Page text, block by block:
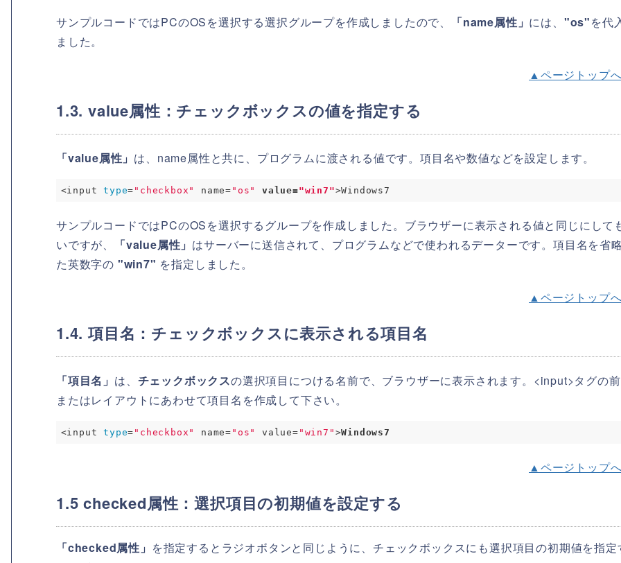
サンプルコードではPCのOSを選択する選択グループを作成しましたので、 「name属性」 には、 "os"を代
ました。
▲ページトップ
1.3. value属性：チェックボックスの値を指定する
「value属性」 は、name属性と共に、プログラムに渡される値です。項目名や数値などを設定します。
<input type= "checkbox" name= "os" value="win7"
サンプルコードではPCのOSを選択するグループを作成しました。ブラウザーに表示される値と同じにして
いですが、
「value属性」 はサーバーに送信されて、プログラムなどで使われるデーターです。項目名を省
た英数字の "win7" を指定しました。
▲ページトップ
1.4. 項目名：チェックボックスに表示される項目名
「項目名」 は、 チェックボックスの選択項目につける名前で、ブラウザーに表示されます。<input>タグの
またはレイアウトにあわせて項目名を作成して下さい。
<input type= "checkbox" name= "os" value= "win7" >Windows7
▲ページトップ
1.5 checked属性：選択項目の初期値を設定する
「checked属性」 を指定するとラジオボタンと同じように、チェックボックスにも選択項目の初期値を指定